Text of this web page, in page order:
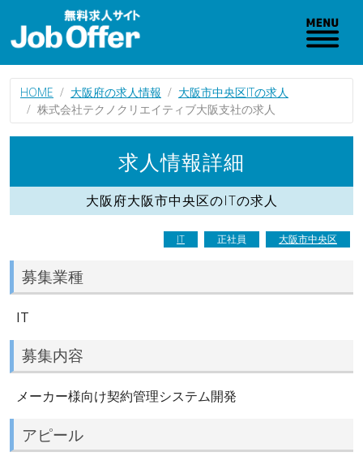
HOME 大阪府の求人情報
大阪市中央区ITの求人
株式会社テクノクリエイティブ大阪支社の求人
求人情報詳細
大阪府大阪市中央区のITの求人
IT 正社員 大阪市中央区
募集業種
IT
募集内容
メーカー様向け契約管理システム開発
アピール